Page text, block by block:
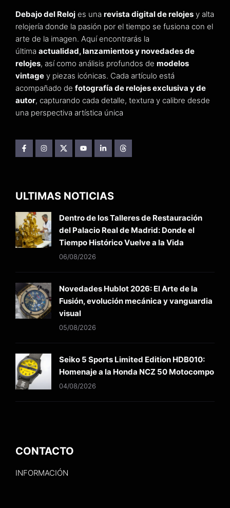
Debajo del Reloj es una revista digital de relojes y alta
relojería donde la pasión por el tiempo se fusiona con el
arte de la imagen. Aquí encontrarás la
última actualidad, lanzamientos y novedades de
relojes, así como análisis profundos de modelos
vintage y piezas icónicas. Cada artículo está
acompañado de fotografía de relojes exclusiva y de
autor, capturando cada detalle, textura y calibre desde
una perspectiva artística única
ULTIMAS NOTICIAS
Dentro de los Talleres de Restauración
del Palacio Real de Madrid: Donde el
Tiempo Histórico Vuelve a la Vida
06/08/2026
Novedades Hublot 2026: El Arte de la
Fusión, evolución mecánica y vanguardia
visual
05/08/2026
Seiko 5 Sports Limited Edition HDB010:
Homenaje a la Honda NCZ 50 Motocompo
04/08/2026
CONTACTO
INFORMACIÓN